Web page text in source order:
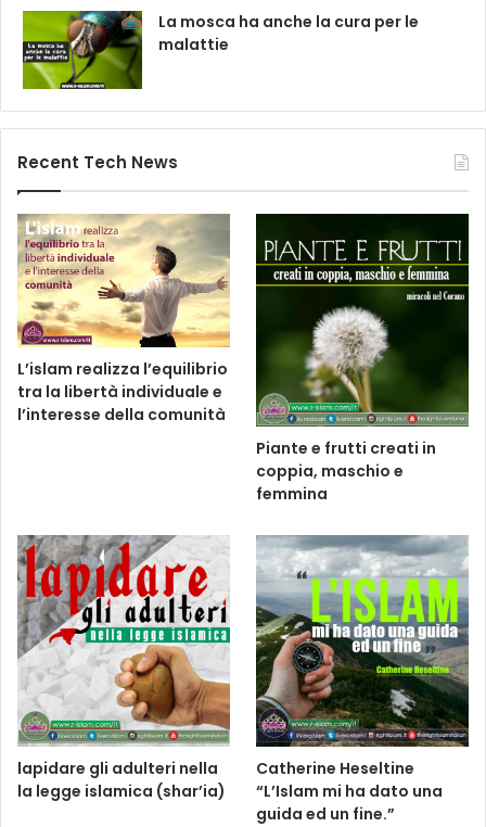
La mosca ha anche la cura per le
malattie
Recent Tech News
L’islam realizza l’equilibrio
tra la libertà individuale e
l’interesse della comunità
Piante e frutti creati in
coppia, maschio e
femmina
lapidare gli adulteri nella
la legge islamica (shar’ia)
Catherine Heseltine
“L’Islam mi ha dato una
guida ed un fine.”